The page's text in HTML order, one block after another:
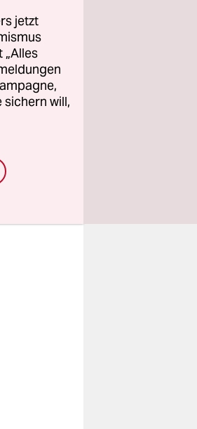
jetzt
will,